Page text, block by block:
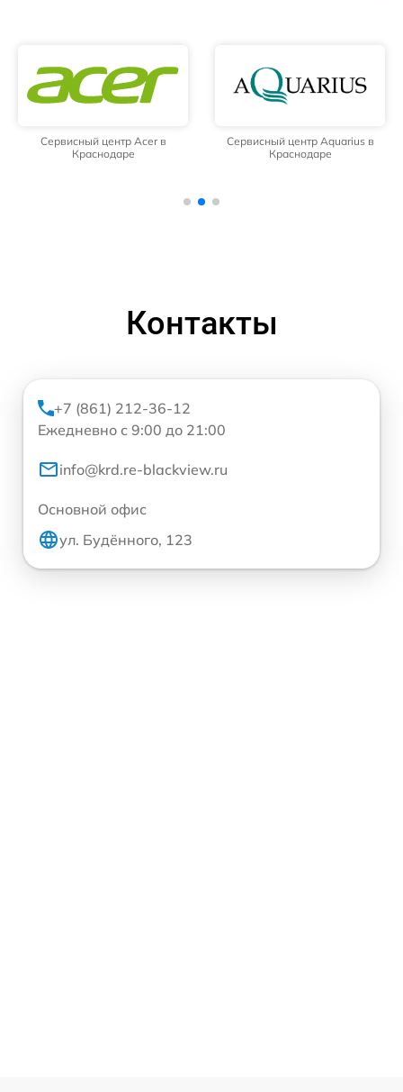
Сервисный центр Acer в
Краснодаре
Сервисный центр Aquarius в
Краснодаре
Контакты
+7 (861) 212-36-12
Ежедневно с 9:00 до 21:00
info@krd.re-blackview.ru
Основной офис
ул. Будённого, 123